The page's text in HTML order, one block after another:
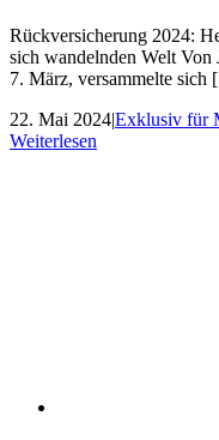
Rückversicherung 2024:
sich wandelnden Welt
7. März, versammelte sich
22. Mai 2024|Exklusiv für
Weiterlesen